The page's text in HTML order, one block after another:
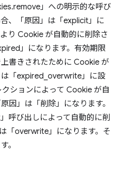
」への明示的な呼び
、「原因」は「explicit」に
り Cookie が自動的に削除さ
」になります。有効期限
書きされたために Cookie が
「expired_overwrite」に設
ションによって Cookie が自
因」は「削除」になります。
呼び出しによって自動的に削
「overwrite」になります。そ
。